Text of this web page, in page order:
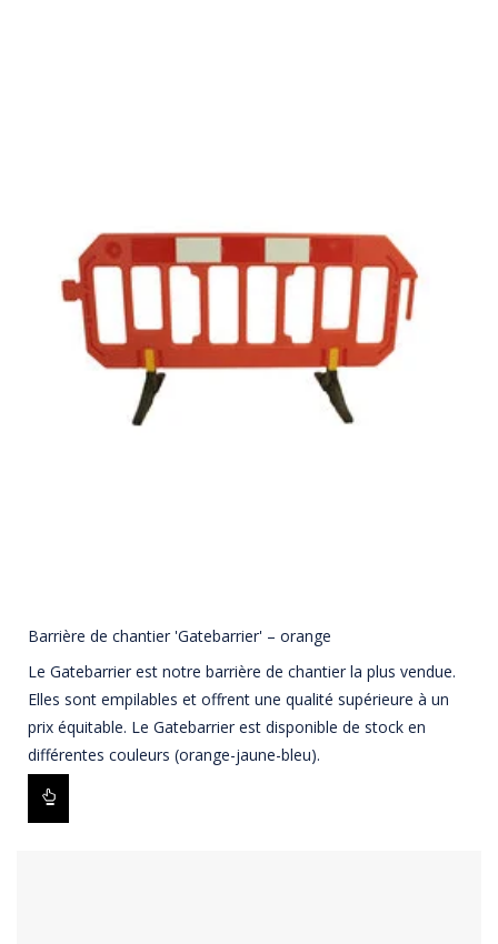
Barrière de chantier 'Gatebarrier' – orange
Le Gatebarrier est notre barrière de chantier la plus vendue.
Elles sont empilables et offrent une qualité supérieure à un
prix équitable. Le Gatebarrier est disponible de stock en
différentes couleurs (orange-jaune-bleu).